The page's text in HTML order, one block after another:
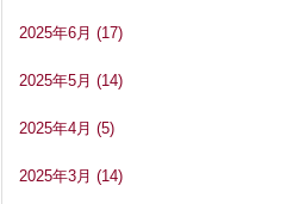
2025年6月 (17)
2025年5月 (14)
2025年4月 (5)
2025年3月 (14)